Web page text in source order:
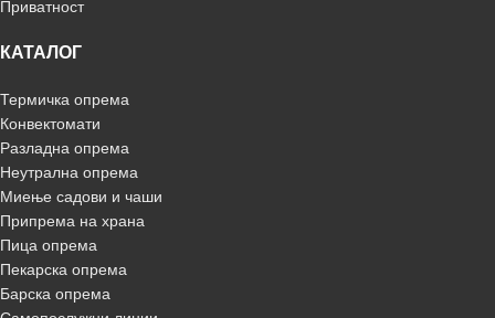
Приватност
КАТАЛОГ
Термичка опрема
Конвектомати
Разладна опрема
Неутрална опрема
Миење садови и чаши
Припрема на храна
Пица опрема
Пекарска опрема
Барска опрема